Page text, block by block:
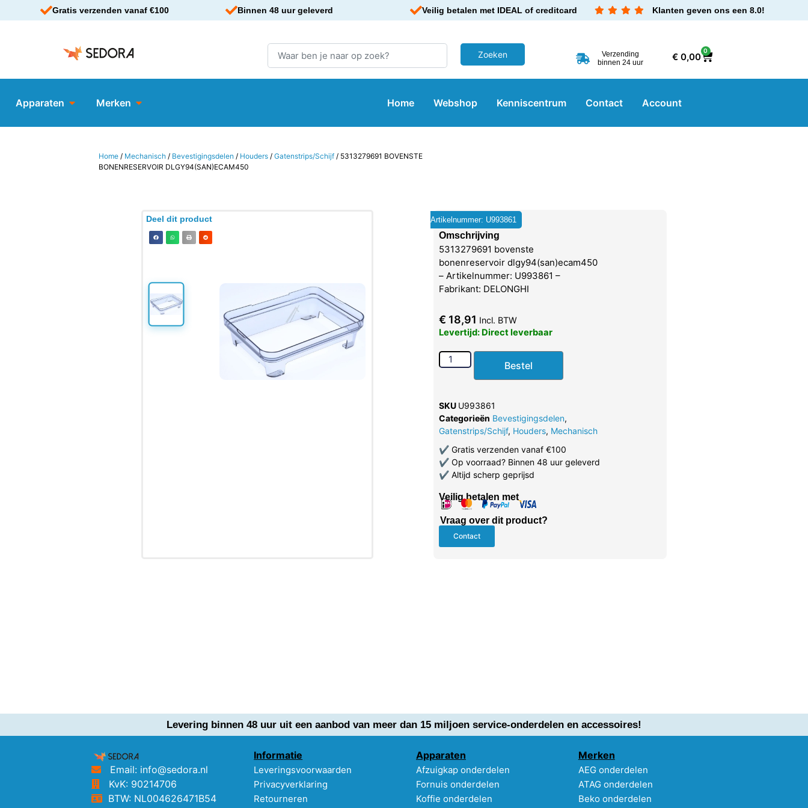
Gratis verzenden vanaf €100 Binnen 48 uur geleverd Veilig betalen met IDEAL of creditcard Klanten geven ons een 8.0!
Verzending
binnen 24 uur
€0,00
0
Apparaten Merken Home Webshop Kenniscentrum Contact Account
Home / Mechanisch / Bevestigingsdelen / Houders /Gatenstrips/Schijf / 5313279691 BOVENSTE
BONENRESERVOIR DLGY94(SAN)ECAM450
Deel dit product Artikelnummer: U993861
Omschrijving
5313279691 bovenste
bonenreservoir dlgy94(san)ecam450
– Artikelnummer: U993861 –
Fabrikant: DELONGHI
€ 18,91 Incl. BTW
Levertijd: Direct leverbaar
Bestel
SKU U993861
Categorieën Bevestigingsdelen,
Gatenstrips/Schijf, Houders, Mechanisch
✔Gratis verzenden vanaf €100
✔Op voorraad? Binnen 48 uur geleverd
✔Altijd scherp geprijsd
Veilig betalen met
Vraag over dit product?
Contact
Levering binnen 48 uur uit een aanbod van meer dan 15 miljoen service-onderdelen en accessoires!
Email: info@sedora.nl
KvK: 90214706
BTW: NL004626471B54
Informatie
Leveringsvoorwaarden
Privacyverklaring
Retourneren
Apparaten
Afzuigkap onderdelen
Fornuis onderdelen
Koffie onderdelen
Merken
AEG onderdelen
ATAG onderdelen
Beko onderdelen